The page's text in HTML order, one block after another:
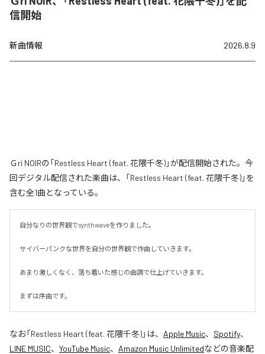
信開始
新曲情報 2026.8.9
Ｇri NOIRの「Restless Heart (feat. 花隈千冬)」が配信開始された。今
回デジタル配信された楽曲は、「Restless Heart (feat. 花隈千冬)」を
含む全1曲となっている。
自分なりの世界観でsynthwaveを作りました。
サイバーパンクな世界を自分の世界観で作曲していきます。
あまり激しくなく、落ち着いた感じの曲調で仕上げていきます。
まずは序曲です。
なお「Restless Heart (feat. 花隈千冬)」は、 Apple Music、 Spotify、
LINE MUSIC、 YouTube Music、 Amazon Music Unlimitedなどの音楽配